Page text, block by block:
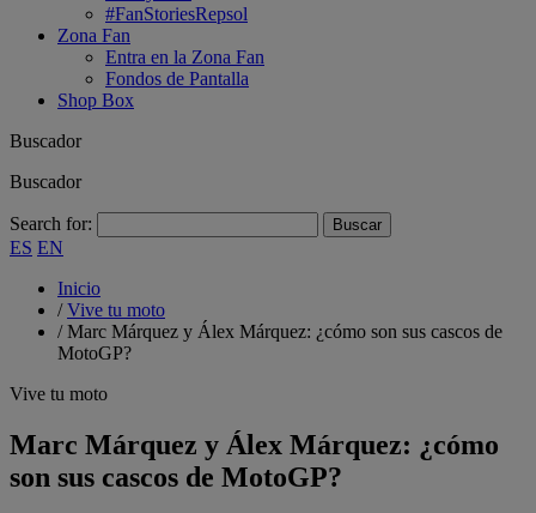
#FanStoriesRepsol
Zona Fan
Entra en la Zona Fan
Fondos de Pantalla
Shop Box
Buscador
Buscador
Search for:
ES EN
Inicio
/Vive tu moto
/Marc Márquez y Álex Márquez: ¿cómo son sus cascos de
MotoGP?
Vive tu moto
Marc Márquez y Álex Márquez: ¿cómo
son sus cascos de MotoGP?